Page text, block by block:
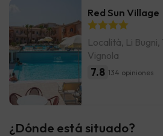
Red Sun Village
Località, Li
Vignola
7.8 134 opiniones
¿Dónde está situado?